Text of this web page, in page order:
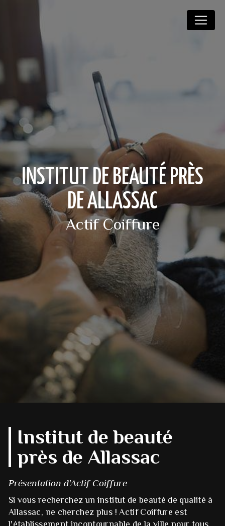
INSTITUT DE BEAUTÉ PRÈS
DE ALLASSAC
Actif Coiffure
Institut de beauté
près de Allassac
Présentation d'Actif Coiffure
Si vous recherchez un institut de beauté de qualité à
Allassac, ne cherchez plus ! Actif Coiffure est
l'établissement incontournable de la ville pour tous